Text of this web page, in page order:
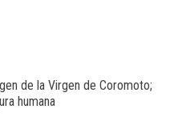
de la Virgen de Coromoto;
humana